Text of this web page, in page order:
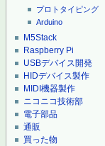
プロトタイピング
Arduino
M5Stack
Raspberry Pi
USBデバイス開発
HIDデバイス製作
MIDI機器製作
ニコニコ技術部
電子部品
通販
買った物